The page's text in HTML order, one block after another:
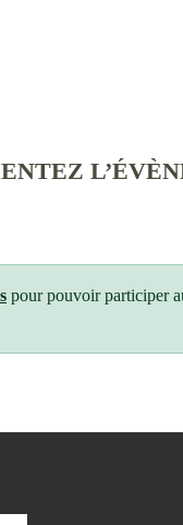
pour pouvoir participer